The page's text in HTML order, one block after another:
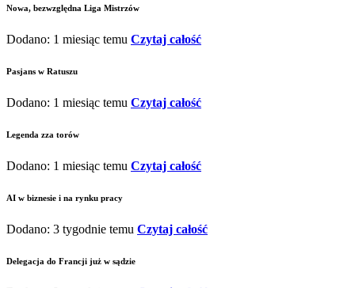
Nowa, bezwzględna Liga Mistrzów
Dodano: 1 miesiąc temu Czytaj całość
Pasjans w Ratuszu
Dodano: 1 miesiąc temu Czytaj całość
Legenda zza torów
Dodano: 1 miesiąc temu Czytaj całość
AI w biznesie i na rynku pracy
Dodano: 3 tygodnie temu Czytaj całość
Delegacja do Francji już w sądzie